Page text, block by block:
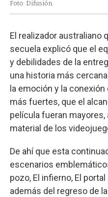
Foto: Difusión.
El realizador australiano
secuela explicó que el
y debilidades de la
una historia más
la emoción y la
más fuertes, que el
película fueran
material de los
De ahí que esta
escenarios
pozo, El infierno, El
además del regreso de